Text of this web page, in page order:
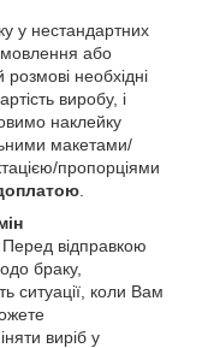
у нестандартних
або
необхідні
виробу, і
наклейку
макетами/
пропорціями
Перед відправкою
браку,
ситуації, коли Вам
виріб у